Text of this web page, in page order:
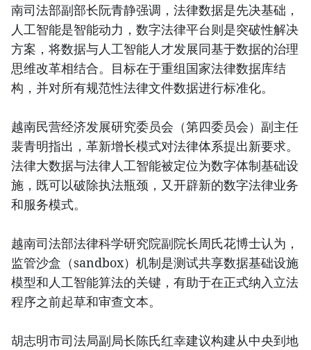
南司法部副部长阮青静强调，法律数据是先决基础，
人工智能是智能动力，数字法律平台则是突破性解决
方案，将数据与人工智能人才发展同基于数据的治理
思维改革相结合。目标在于重组国家法律数据库结
构，并对所有规范性法律文件数据进行标准化。
越南民营经济发展研究委员会（第四委员会）副主任
裴青明指出，革新增长模式对法律体系提出新要求。
法律大数据与法律人工智能被定位为数字体制基础设
施，既可以破除执法瓶颈，又开辟新的数字法律业务
和服务模式。
越南司法部法律科学研究院副院长周氏花博士认为，
监管沙盒（sandbox）机制是测试共享数据基础设施
模型和人工智能算法的关键，有助于在正式纳入立法
程序之前起草和审查文本。
胡志明市司法局副局长陈氏红幸建议构建从中央到地